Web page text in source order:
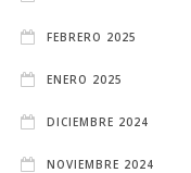
FEBRERO 2025
ENERO 2025
DICIEMBRE 2024
NOVIEMBRE 2024